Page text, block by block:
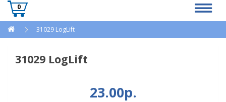
0
31029 LogLift
31029 LogLift
23.00р.